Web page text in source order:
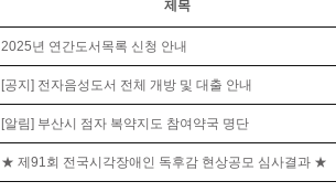
제목
2025년 연간도서목록 신청 안내
[공지] 전자음성도서 전체 개방 및 대출 안내
[알림] 부산시 점자 복약지도 참여약국 명단
★ 제91회 전국시각장애인 독후감 현상공모 심사결과 ★